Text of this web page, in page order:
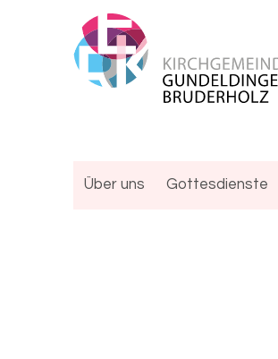
Über uns Gottesdienste